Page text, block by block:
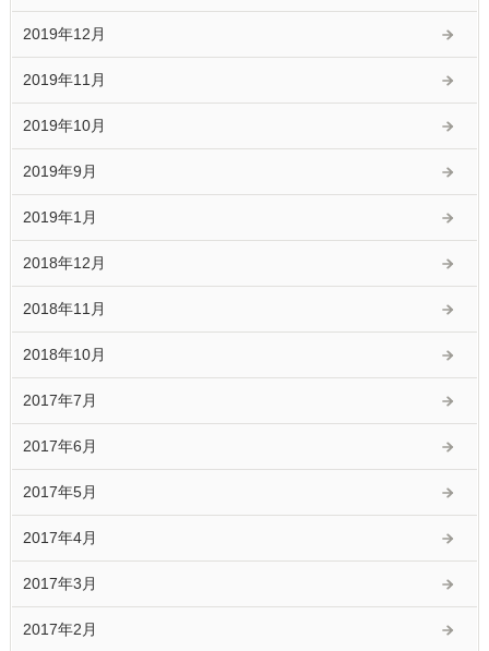
2019年12月
2019年11月
2019年10月
2019年9月
2019年1月
2018年12月
2018年11月
2018年10月
2017年7月
2017年6月
2017年5月
2017年4月
2017年3月
2017年2月